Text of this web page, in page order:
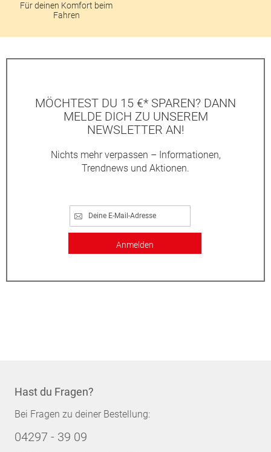
Für deinen Komfort beim
Fahren
MÖCHTEST DU 15 €* SPAREN? DANN
MELDE DICH ZU UNSEREM
NEWSLETTER AN!
Nichts mehr verpassen – Informationen,
Trendnews und Aktionen.
Anmelden
Hast du Fragen?
Bei Fragen zu deiner Bestellung:
04297 - 39 09